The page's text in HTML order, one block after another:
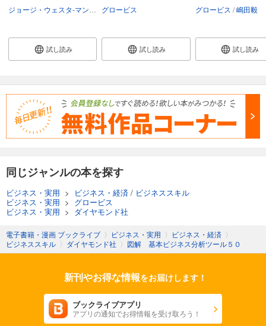
ディディエ・ボネ アンドリュー・マカフィー グロ
試し読み
グロービス
試し読み
グロービス 嶋田毅
試し読み
同じジャンルの本を探す
ビジネス・実用 > ビジネス・経済 / ビジネススキル
ビジネス・実用 > グロービス
ビジネス・実用 > ダイヤモンド社
電子書籍・漫画 ブックライブ 〉 ビジネス・実用 〉 ビジネス・経済 〉
ビジネススキル 〉 ダイヤモンド社 〉 図解 基本ビジネス分析ツール５０
新刊やお得な情報をお届けします！
ブックライブアプリ
アプリの通知でお得情報を受け取ろう！